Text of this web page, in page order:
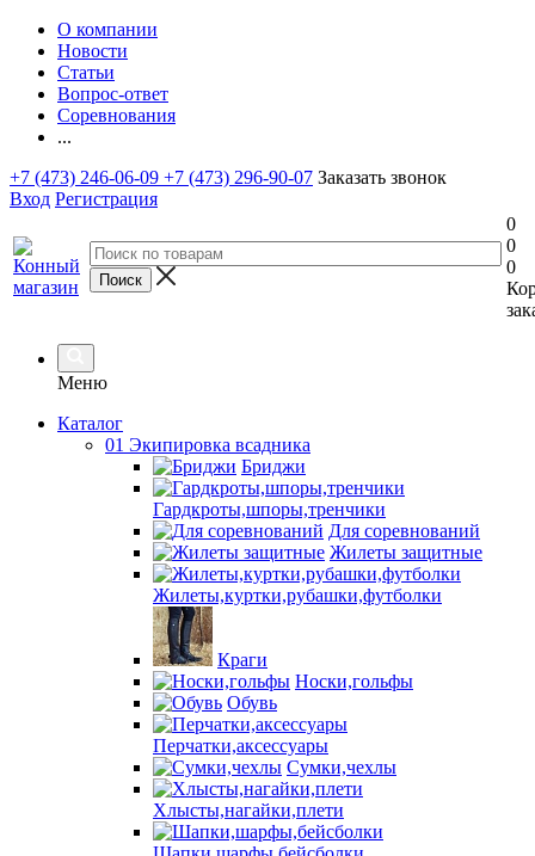
О компании
Новости
Статьи
Вопрос-ответ
Соревнования
...
+7 (473) 246-06-09 +7 (473) 296-90-07 Заказать звонок
Вход Регистрация
0
0
0
Меню
Каталог
01 Экипировка всадника
Бриджи
Гардкроты,шпоры,тренчики
Для соревнований
Жилеты защитные
Жилеты,куртки,рубашки,футболки
Краги
Носки,гольфы
Обувь
Перчатки,аксессуары
Сумки,чехлы
Хлысты,нагайки,плети